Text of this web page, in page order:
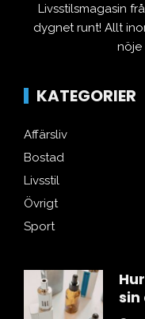
Livsstilsmagasin
dygnet runt! Allt
nöje
KATEGORIER
Affärsliv
Bostad
Livsstil
Övrigt
Sport
sin